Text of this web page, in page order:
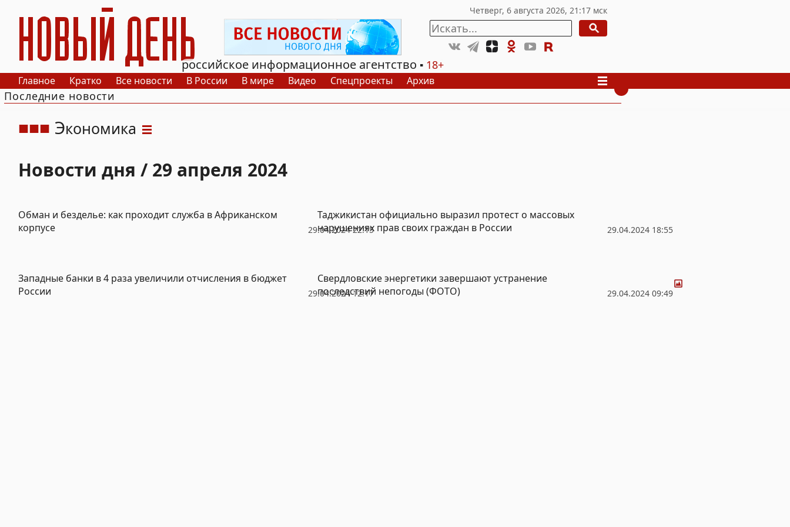
РИА Новый День
российское информационное агентство
18+
Главное Кратко Все новости В России В мире Видео Спецпроекты Архив
Последние новости
Экономика
Новости дня / 29 апреля 2024
29.04.2024 22:15
Обман и безделье: как проходит служба в Африканском
корпусе
29.04.2024 18:55
Таджикистан официально выразил протест о массовых
нарушениях прав своих граждан в России
29.04.2024 12:17
Западные банки в 4 раза увеличили отчисления в бюджет
России
29.04.2024 09:49
Свердловские энергетики завершают устранение
последствий непогоды (ФОТО)